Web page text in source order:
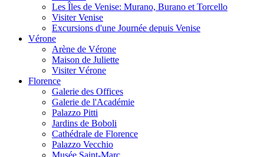
Les Îles de Venise: Murano, Burano et Torcello
Visiter Venise
Excursions d'une Journée depuis Venise
Vérone
Arène de Vérone
Maison de Juliette
Visiter Vérone
Florence
Galerie des Offices
Galerie de l'Académie
Palazzo Pitti
Jardins de Boboli
Cathédrale de Florence
Palazzo Vecchio
Musée Saint-Marc